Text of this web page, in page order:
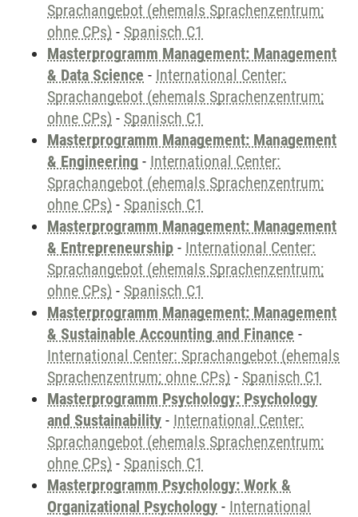
Sprachangebot (ehemals Sprachenzentrum;
ohne CPs) - Spanisch C1
Masterprogramm Management: Management
& Data Science - International Center:
Sprachangebot (ehemals Sprachenzentrum;
ohne CPs) - Spanisch C1
Masterprogramm Management: Management
& Engineering - International Center:
Sprachangebot (ehemals Sprachenzentrum;
ohne CPs) - Spanisch C1
Masterprogramm Management: Management
& Entrepreneurship - International Center:
Sprachangebot (ehemals Sprachenzentrum;
ohne CPs) - Spanisch C1
Masterprogramm Management: Management
& Sustainable Accounting and Finance -
International Center: Sprachangebot (ehemals
Sprachenzentrum; ohne CPs) - Spanisch C1
Masterprogramm Psychology: Psychology
and Sustainability - International Center:
Sprachangebot (ehemals Sprachenzentrum;
ohne CPs) - Spanisch C1
Masterprogramm Psychology: Work &
Organizational Psychology - International